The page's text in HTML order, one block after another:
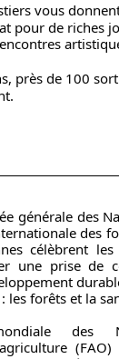
vous
pour de riches
près de 100
générale des
des
célèbrent
une prise de
les forêts et la
mondiale